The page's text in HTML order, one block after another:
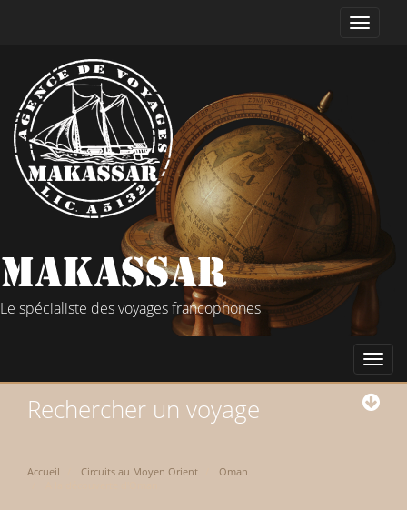
Le spécialiste des voyages francophones
Rechercher un voyage
Accueil Circuits au Moyen Orient
Oman